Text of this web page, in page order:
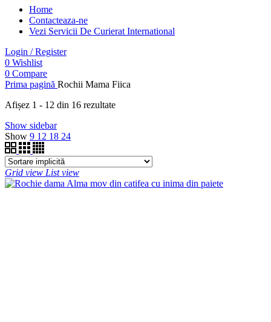
Home
Contacteaza-ne
Vezi Servicii De Curierat International
Login / Register
0 Wishlist
0 Compare
Prima pagină Rochii Mama Fiica
Afișez 1 - 12 din 16 rezultate
Show sidebar
Show 9 12 18 24
Grid view List view